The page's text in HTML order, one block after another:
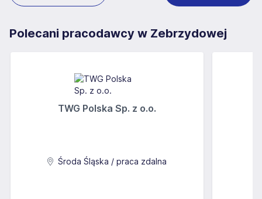
Polecani pracodawcy w Zebrzydowej
TWG Polska Sp. z o.o.
Środa Śląska / praca zdalna